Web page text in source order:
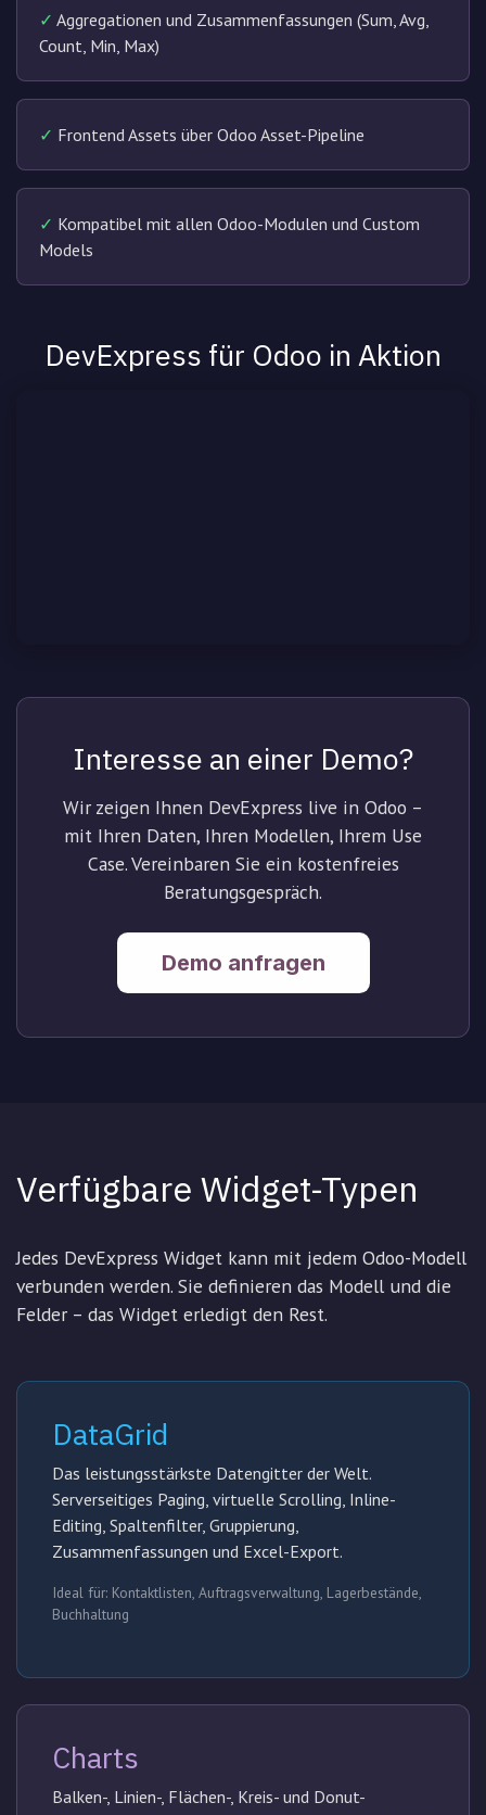
✓ Aggregationen und Zusammenfassungen (Sum, Avg,
Count, Min, Max)
✓ Frontend Assets über Odoo Asset-Pipeline
✓ Kompatibel mit allen Odoo-Modulen und Custom
Models
DevExpress für Odoo in Aktion
Interesse an einer Demo?
Wir zeigen Ihnen DevExpress live in Odoo –
mit Ihren Daten, Ihren Modellen, Ihrem Use
Case. Vereinbaren Sie ein kostenfreies
Beratungsgespräch.
Demo anfragen
Verfügbare Widget-Typen
Jedes DevExpress Widget kann mit jedem Odoo-Modell
verbunden werden. Sie definieren das Modell und die
Felder – das Widget erledigt den Rest.
DataGrid
Das leistungsstärkste Datengitter der Welt.
Serverseitiges Paging, virtuelle Scrolling, Inline-
Editing, Spaltenfilter, Gruppierung,
Zusammenfassungen und Excel-Export.
Ideal für: Kontaktlisten, Auftragsverwaltung, Lagerbestände,
Buchhaltung
Charts
Balken-, Linien-, Flächen-, Kreis- und Donut-